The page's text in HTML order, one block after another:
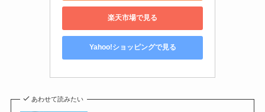
楽天市場で見る
Yahoo!ショッピングで見る
あわせて読みたい